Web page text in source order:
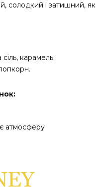
і затишний, як
карамель.
атмосферу